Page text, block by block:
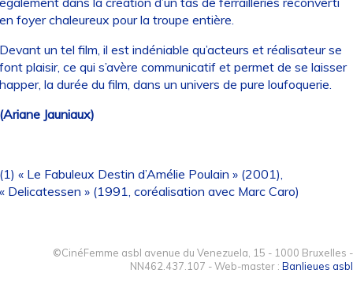
foyer chaleureux pour la troupe entière.
un tel film, il est indéniable qu’acteurs et réalisateur se
plaisir, ce qui s’avère communicatif et permet de se laisser
la durée du film, dans un univers de pure loufoquerie.
Jauniaux)
« Le Fabuleux Destin d’Amélie Poulain » (2001),
Delicatessen » (1991, coréalisation avec Marc Caro)
©CinéFemme asbl avenue du Venezuela, 15 - 1000 Bruxelles -
NN462.437.107 - Web-master : Banlieues asbl